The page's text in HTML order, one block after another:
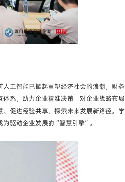
人工智能已掀起重塑经济社会的浪潮，财务
系，助力企业精准决策，对企业战略布局
促进经验共享，探索未来发展新路径。学
驱动企业发展的“智慧引擎”。